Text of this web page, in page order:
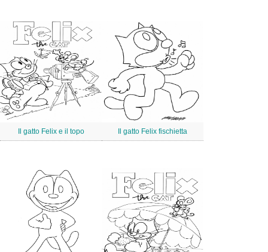
Il gatto Felix e il topo Il gatto Felix fischietta